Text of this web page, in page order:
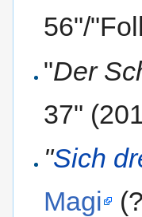
56"/
"Der
37"
"Sich
Magi